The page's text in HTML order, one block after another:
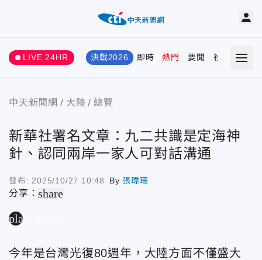
LIVE 24HR 決戰2026 即時 熱門 要聞 社會 娛樂
中天新聞網 大陸 總覽
新華社署名文章：九二共識是定海神
針、認同兩岸一家人可對話溝通
發布: 2025/10/27 10:48 By張瑋珊
分享：share
play_arrow
今年是台灣光復80週年，大陸方面不僅盛大